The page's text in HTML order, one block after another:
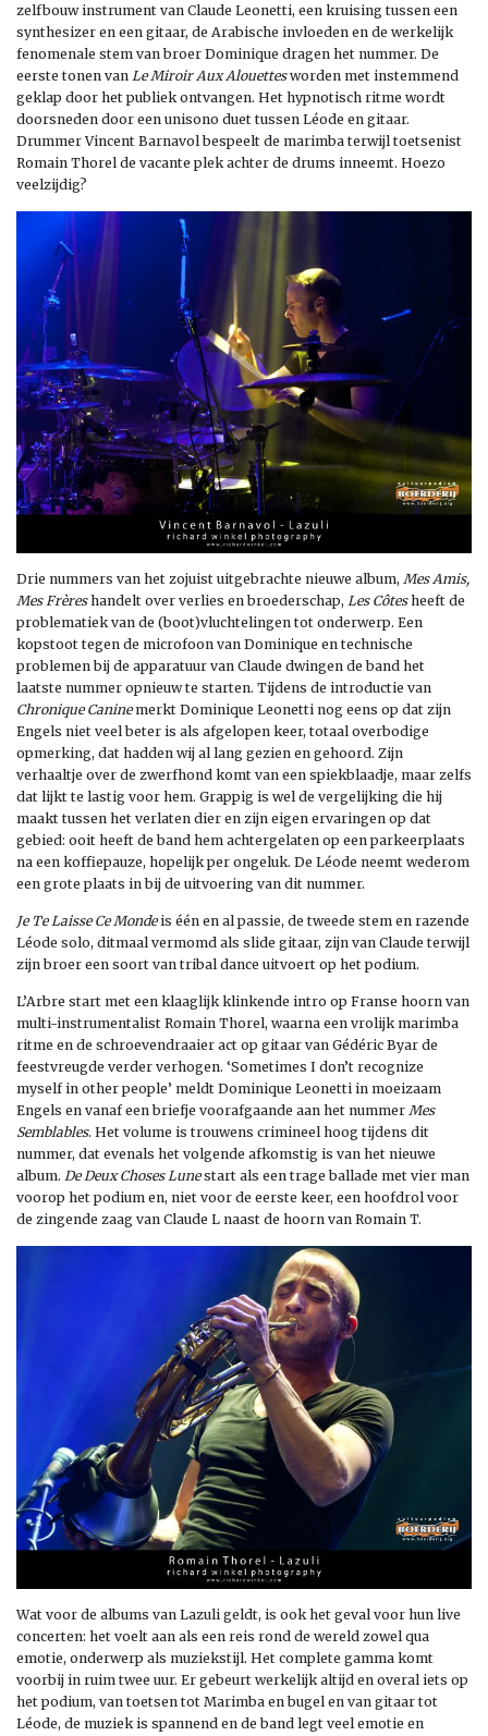
zelfbouw instrument van Claude Leonetti, een kruising tussen een
synthesizer en een gitaar, de Arabische invloeden en de werkelijk
fenomenale stem van broer Dominique dragen het nummer. De
eerste tonen van Le Miroir Aux Alouettesworden met instemmend
geklap door het publiek ontvangen. Het hypnotisch ritme wordt
doorsneden door een unisono duet tussen Léode en gitaar.
Drummer Vincent Barnavol bespeelt de marimba terwijl toetsenist
Romain Thorel de vacante plek achter de drums inneemt. Hoezo
veelzijdig?
Drie nummers van het zojuist uitgebrachte nieuwe album, Mes Amis,
Mes Frèreshandelt over verlies en broederschap, Les Côtesheeft de
problematiek van de (boot)vluchtelingen tot onderwerp. Een
kopstoot tegen de microfoon van Dominique en technische
problemen bij de apparatuur van Claude dwingen de band het
laatste nummer opnieuw te starten. Tijdens de introductie van
Chronique Caninemerkt Dominique Leonetti nog eens op dat zijn
Engels niet veel beter is als afgelopen keer, totaal overbodige
opmerking, dat hadden wij al lang gezien en gehoord. Zijn
verhaaltje over de zwerfhond komt van een spiekblaadje, maar zelfs
dat lijkt te lastig voor hem. Grappig is wel de vergelijking die hij
maakt tussen het verlaten dier en zijn eigen ervaringen op dat
gebied: ooit heeft de band hem achtergelaten op een parkeerplaats
na een koffiepauze, hopelijk per ongeluk. De Léode neemt wederom
een grote plaats in bij de uitvoering van dit nummer.
Je Te Laisse Ce Mondeis één en al passie, de tweede stem en razende
Léode solo, ditmaal vermomd als slide gitaar, zijn van Claude terwijl
zijn broer een soort van tribal dance uitvoert op het podium.
L’Arbre start met een klaaglijk klinkende intro op Franse hoorn van
multi-instrumentalist Romain Thorel, waarna een vrolijk marimba
ritme en de schroevendraaier act op gitaar van Gédéric Byar de
feestvreugde verder verhogen. ‘Sometimes I don’t recognize
myself in other people’ meldt Dominique Leonetti in moeizaam
Engels en vanaf een briefje voorafgaande aan het nummer Mes
Semblables. Het volume is trouwens crimineel hoog tijdens dit
nummer, dat evenals het volgende afkomstig is van het nieuwe
album. De Deux Choses Lunestart als een trage ballade met vier man
voorop het podium en, niet voor de eerste keer, een hoofdrol voor
de zingende zaag van Claude L naast de hoorn van Romain T.
Wat voor de albums van Lazuli geldt, is ook het geval voor hun live
concerten: het voelt aan als een reis rond de wereld zowel qua
emotie, onderwerp als muziekstijl. Het complete gamma komt
voorbij in ruim twee uur. Er gebeurt werkelijk altijd en overal iets op
het podium, van toetsen tot Marimba en bugel en van gitaar tot
Léode, de muziek is spannend en de band legt veel emotie en